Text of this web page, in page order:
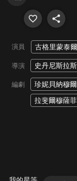
演員 古格里蒙泰爾
導演 史丹尼斯拉
編劇 珍妮貝納穆爾
拉斐爾穆薩